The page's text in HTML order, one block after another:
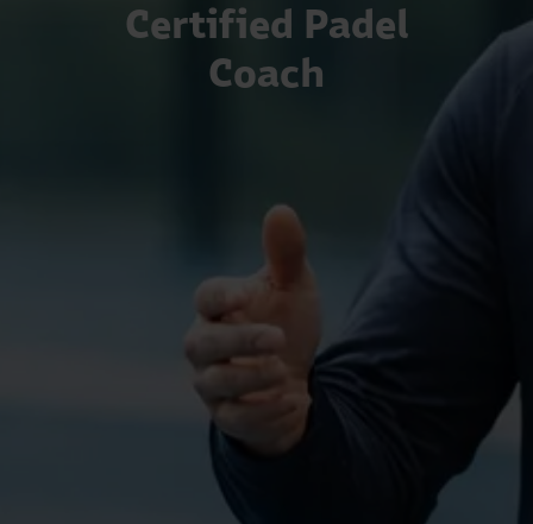
Certified Padel
Coach